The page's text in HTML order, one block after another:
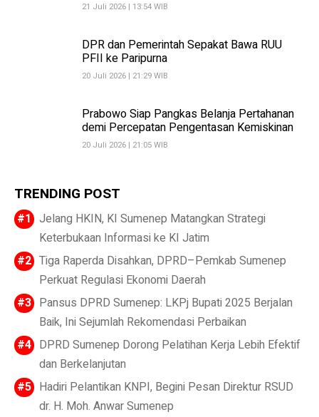
21 Juli 2026 | 13:54 WIB
DPR dan Pemerintah Sepakat Bawa RUU
PFII ke Paripurna
20 Juli 2026 | 21:29 WIB
Prabowo Siap Pangkas Belanja Pertahanan
demi Percepatan Pengentasan Kemiskinan
20 Juli 2026 | 21:05 WIB
TRENDING POST
Jelang HKIN, KI Sumenep Matangkan Strategi
Keterbukaan Informasi ke KI Jatim
Tiga Raperda Disahkan, DPRD–Pemkab Sumenep
Perkuat Regulasi Ekonomi Daerah
Pansus DPRD Sumenep: LKPj Bupati 2025 Berjalan
Baik, Ini Sejumlah Rekomendasi Perbaikan
DPRD Sumenep Dorong Pelatihan Kerja Lebih Efektif
dan Berkelanjutan
Hadiri Pelantikan KNPI, Begini Pesan Direktur RSUD
dr. H. Moh. Anwar Sumenep